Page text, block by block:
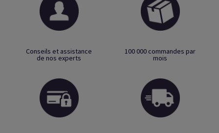
Conseils et assistance
de nos experts
100 000 commandes par
mois